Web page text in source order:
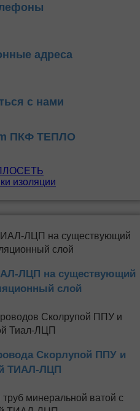
адреса
с нами
ПКФ ТЕПЛО
ЛЦП на существующий
слой
Скорлупой ППУ и
ТИАЛ-ЛЦП